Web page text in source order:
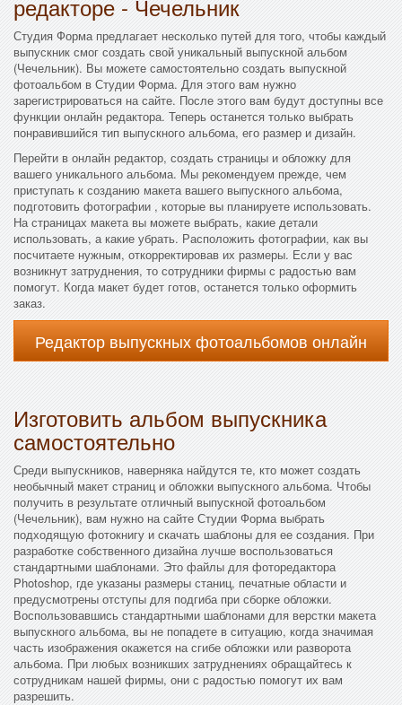
редакторе - Чечельник
Студия Форма предлагает несколько путей для того, чтобы каждый
выпускник смог создать свой уникальный выпускной альбом
(Чечельник). Вы можете самостоятельно создать выпускной
фотоальбом в Студии Форма. Для этого вам нужно
зарегистрироваться на сайте. После этого вам будут доступны все
функции онлайн редактора. Теперь останется только выбрать
понравившийся тип выпускного альбома, его размер и дизайн.
Перейти в онлайн редактор, создать страницы и обложку для
вашего уникального альбома. Мы рекомендуем прежде, чем
приступать к созданию макета вашего выпускного альбома,
подготовить фотографии , которые вы планируете использовать.
На страницах макета вы можете выбрать, какие детали
использовать, а какие убрать. Расположить фотографии, как вы
посчитаете нужным, откорректировав их размеры. Если у вас
возникнут затруднения, то сотрудники фирмы с радостью вам
помогут. Когда макет будет готов, останется только оформить
заказ.
Редактор выпускных фотоальбомов онлайн
Изготовить альбом выпускника
самостоятельно
Среди выпускников, наверняка найдутся те, кто может создать
необычный макет страниц и обложки выпускного альбома. Чтобы
получить в результате отличный выпускной фотоальбом
(Чечельник), вам нужно на сайте Студии Форма выбрать
подходящую фотокнигу и скачать шаблоны для ее создания. При
разработке собственного дизайна лучше воспользоваться
стандартными шаблонами. Это файлы для фоторедактора
Photoshop, где указаны размеры станиц, печатные области и
предусмотрены отступы для подгиба при сборке обложки.
Воспользовавшись стандартными шаблонами для верстки макета
выпускного альбома, вы не попадете в ситуацию, когда значимая
часть изображения окажется на сгибе обложки или разворота
альбома. При любых возникших затруднениях обращайтесь к
сотрудникам нашей фирмы, они с радостью помогут их вам
разрешить.